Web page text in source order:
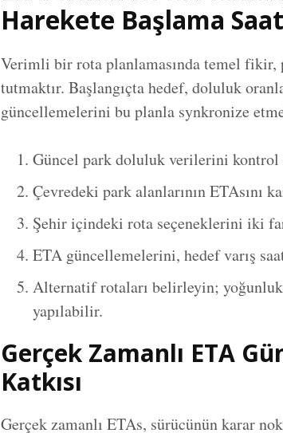
Harekete Başlama
Verimli bir rota planlamasında temel fikir,
tutmaktır. Başlangıçta hedef, doluluk
güncellemelerini bu planla synkronize
Güncel park doluluk verilerini
Çevredeki park alanlarının ETAsını
Şehir içindeki rota seçeneklerini iki
ETA güncellemelerini, hedef varış
Alternatif rotaları belirleyin; yoğunluk
yapılabilir.
Gerçek Zamanlı ETA
Katkısı
Gerçek zamanlı ETAs, sürücünün karar